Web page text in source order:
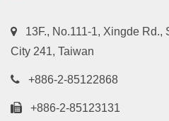
13F., No.111-1, Xingde
City 241, Taiwan
+886-2-85122868
+886-2-85123131